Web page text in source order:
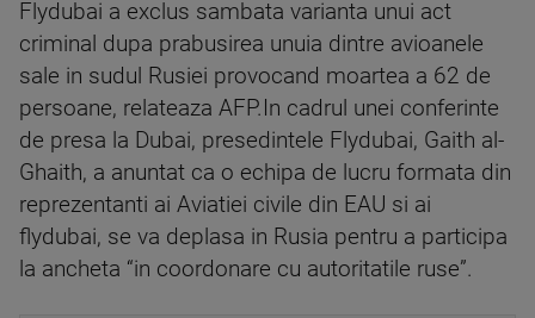
Flydubai a exclus sambata varianta unui act
criminal dupa prabusirea unuia dintre avioanele
sale in sudul Rusiei provocand moartea a 62 de
persoane, relateaza AFP.In cadrul unei conferinte
de presa la Dubai, presedintele Flydubai, Gaith al-
Ghaith, a anuntat ca o echipa de lucru formata din
reprezentanti ai Aviatiei civile din EAU si ai
flydubai, se va deplasa in Rusia pentru a participa
la ancheta “in coordonare cu autoritatile ruse”.